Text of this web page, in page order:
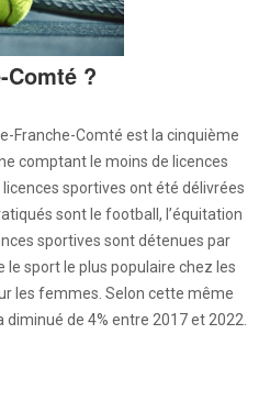
Comté ?
Franche-Comté est la cinquième
comptant le moins de licences
sportives ont été délivrées
sont le football, l’équitation
sportives sont détenues par
sport le plus populaire chez les
les femmes. Selon cette même
de 4% entre 2017 et 2022.